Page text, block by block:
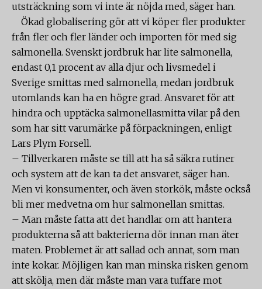
utsträckning som vi inte är nöjda med, säger han.
Ökad globalisering gör att vi köper fler produkter
från fler och fler länder och importen för med sig
salmonella. Svenskt jordbruk har lite salmonella,
endast 0,1 procent av alla djur och livsmedel i
Sverige smittas med salmonella, medan jordbruk
utomlands kan ha en högre grad. Ansvaret för att
hindra och upptäcka salmonellasmitta vilar på den
som har sitt varumärke på förpackningen, enligt
Lars Plym Forsell.
– Tillverkaren måste se till att ha så säkra rutiner
och system att de kan ta det ansvaret, säger han.
Men vi konsumenter, och även storkök, måste också
bli mer medvetna om hur salmonellan smittas.
– Man måste fatta att det handlar om att hantera
produkterna så att bakterierna dör innan man äter
maten. Problemet är att sallad och annat, som man
inte kokar. Möjligen kan man minska risken genom
att skölja, men där måste man vara tuffare mot